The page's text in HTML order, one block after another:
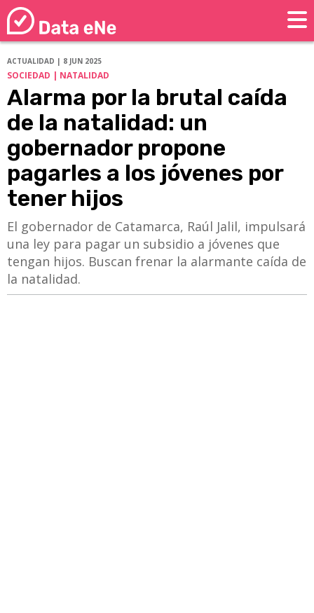
ACTUALIDAD | 8 JUN 2025
SOCIEDAD | NATALIDAD
Alarma por la brutal caída
de la natalidad: un
gobernador propone
pagarles a los jóvenes por
tener hijos
El gobernador de Catamarca, Raúl Jalil, impulsará
una ley para pagar un subsidio a jóvenes que
tengan hijos. Buscan frenar la alarmante caída de
la natalidad.